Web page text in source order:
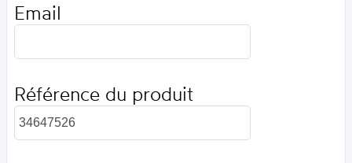
Email
Référence du produit